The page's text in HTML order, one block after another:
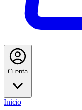
Cuenta
Inicio